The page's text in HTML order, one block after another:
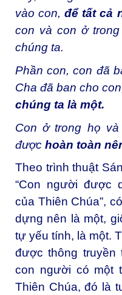
vào con,để tất cả
con và con ở
chúng ta.
Phần con, con đã
Cha đã ban cho
chúng ta là một.
Con ở trong họ
được hoàn toàn
Theo trình thuật
“Con người được
của Thiên Chúa”,
dựng nên là một,
tự yếu tính, là một.
được thông
con người có một
Thiên Chúa, đó là